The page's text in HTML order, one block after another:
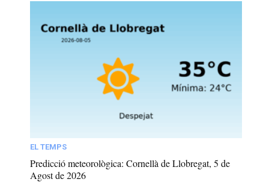
EL TEMPS
Predicció meteorològica: Cornellà de Llobregat, 5 de
Agost de 2026